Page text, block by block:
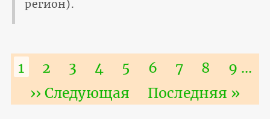
регион).
Нумерация
страниц
Текущая
страница
1 Страница
2 Страница
3 Страница
4 Страница
5 Страница
6 Страница
7 8 9 …
Следующая
›› Следующая
Последняя
Последняя »